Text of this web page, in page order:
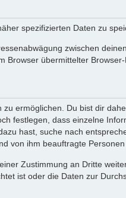
spezifizierten Daten zu
zwischen
Browser übermittelter
ermöglichen. Du bist dir
festlegen, dass einzelne
hast, suche nach
von ihm beauftragte
Zustimmung an Dritte
ist oder die Daten zur